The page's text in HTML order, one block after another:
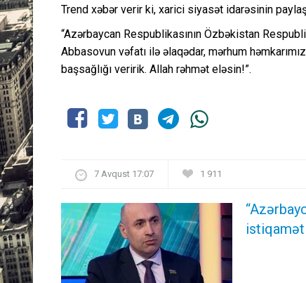
Trend xəbər verir ki, xarici siyasət idarəsinin
“Azərbaycan Respublikasının Özbəkistan
Abbasovun vəfatı ilə əlaqədar, mərhum
başsağlığı veririk. Allah rəhmət eləsin!”.
7 Avqust 17:07 1 911